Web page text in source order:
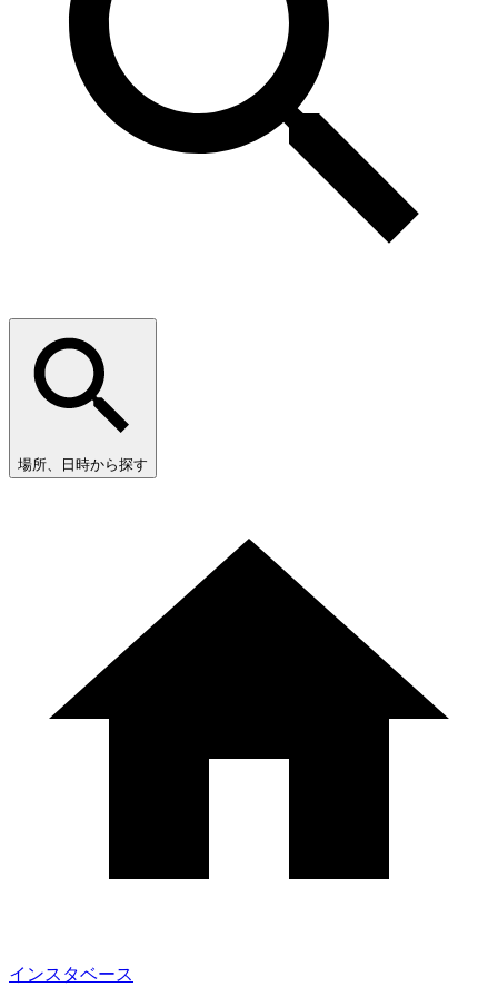
場所、日時から探す
インスタベース